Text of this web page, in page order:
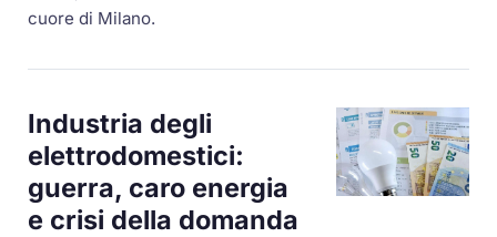
cuore di Milano.
Industria degli
elettrodomestici:
guerra, caro energia
e crisi della domanda